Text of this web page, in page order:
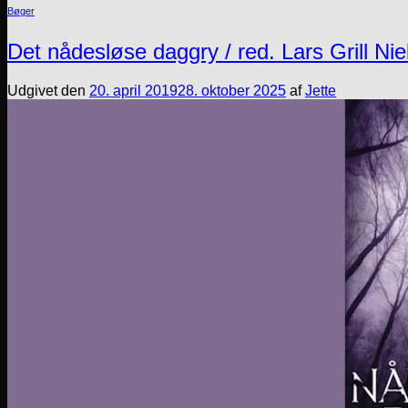
Bøger
Det nådesløse daggry / red. Lars Grill
Udgivet den 20. april 201928. oktober 2025 afJette